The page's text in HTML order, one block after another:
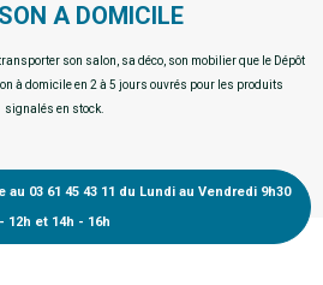
A DOMICILE
son salon, sa déco, son mobilier que le Dépôt
à domicile en 2 à 5 jours ouvrés pour les produits
signalés en stock.
03 61 45 43 11 du Lundi au Vendredi 9h30
- 12h et 14h - 16h